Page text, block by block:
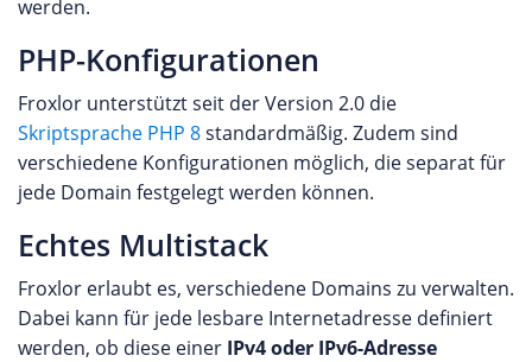
werden.
PHP-Konfigurationen
Froxlor unterstützt seit der Version 2.0 die
Skriptsprache PHP 8standardmäßig. Zudem sind
verschiedene Konfigurationen möglich, die separat für
jede Domain festgelegt werden können.
Echtes Multistack
Froxlor erlaubt es, verschiedene Domains zu verwalten.
Dabei kann für jede lesbare Internetadresse definiert
werden, ob diese einer IPv4 oder IPv6-Adresse